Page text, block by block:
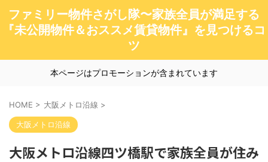
ファミリー物件さがし隊〜家族全員が満足する
『未公開物件＆おススメ賃貸物件』を見つけるコ
ツ
本ページはプロモーションが含まれています
HOME > 大阪メトロ沿線 >
大阪メトロ沿線
大阪メトロ沿線四ツ橋駅で家族全員が住み